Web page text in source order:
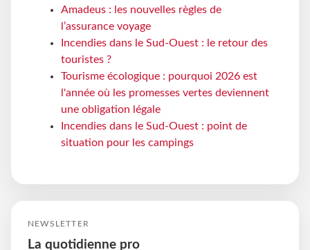
Amadeus : les nouvelles règles de
l’assurance voyage
Incendies dans le Sud-Ouest : le retour des
touristes ?
Tourisme écologique : pourquoi 2026 est
l'année où les promesses vertes deviennent
une obligation légale
Incendies dans le Sud-Ouest : point de
situation pour les campings
NEWSLETTER
La quotidienne pro